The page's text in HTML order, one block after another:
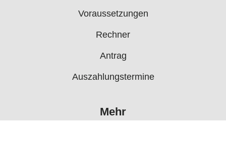
Voraussetzungen
Rechner
Antrag
Auszahlungstermine
Mehr